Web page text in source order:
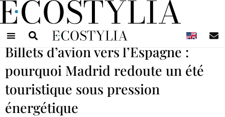
Billets d’avion vers l’Espagne :
pourquoi Madrid redoute un été
touristique sous pression
énergétique